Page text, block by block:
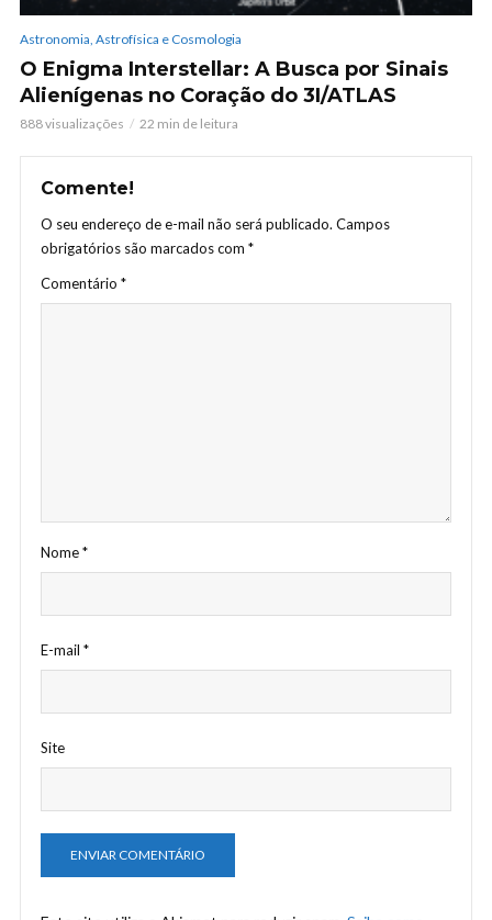
Astronomia, Astrofísica e Cosmologia
O Enigma Interstellar: A Busca por Sinais
Alienígenas no Coração do 3I/ATLAS
888 visualizações 22 min de leitura
Comente!
O seu endereço de e-mail não será publicado. Campos
obrigatórios são marcados com *
Comentário *
Nome*
E-mail *
Site